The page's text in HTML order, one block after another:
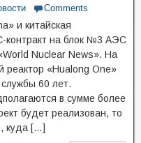
Comments
и китайская
контракт на блок №3 АЭС
Nuclear News». На
реактор «Hualong One»
60 лет.
в сумме более
будет реализован, то
куда […]